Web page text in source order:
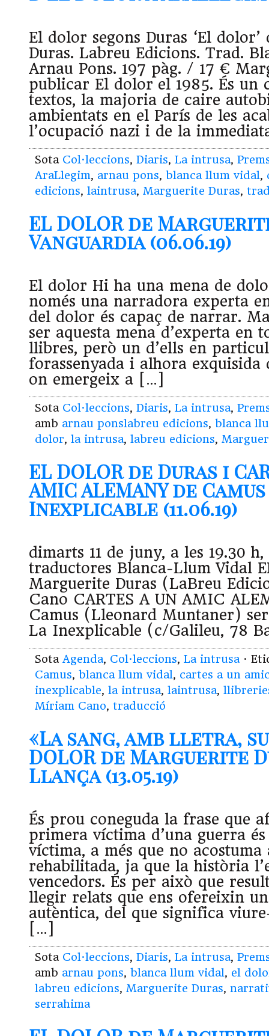
El dolor segons Duras ‘El
Duras. Labreu Edicions. Trad.
Arnau Pons. 197 pàg. / 17 €
publicar El dolor el 1985. És un
textos, la majoria de caire
ambientats en el París de les
l’ocupació nazi i de la
Sota Col·leccions, Diaris, La intrusa,
AraLlegim, arnau pons, blanca llum vidal,
edicions, laintrusa, Marguerite Duras,
EL DOLOR de
Vanguardia (06.06.19)
El dolor Hi ha una mena de
només una narradora experta
del dolor és capaç de narrar.
ser aquesta mena d’experta en
llibres, però un d’ells en
forassenyada i alhora
on emergeix a […]
Sota Col·leccions, Diaris, La intrusa,
amb arnau ponslabreu edicions, blanca
dolor, la intrusa, labreu edicions,
EL DOLOR de Duras i
AMIC ALEMANY de
Inexplicable (11.06.19)
dimarts 11 de juny, a les 19.30
traductores Blanca-Llum Vidal
Marguerite Duras (LaBreu
Cano CARTES A UN AMIC
Camus (Lleonard Muntaner)
La Inexplicable (c/Galileu, 78
Sota Agenda, Col·leccions, La intrusa ·
Camus, blanca llum vidal, cartes a un
inexplicable, la intrusa, laintrusa,
Míriam Cano, traducció
«La sang, amb lletra,
DOLOR de Marguerite
Llança (13.05.19)
És prou coneguda la frase que
primera víctima d’una guerra
víctima, a més que no acostuma
rehabilitada, ja que la història
vencedors. És per això que
llegir relats que ens ofereixin
autèntica, del que significa
[…]
Sota Col·leccions, Diaris, La intrusa,
amb arnau pons, blanca llum vidal, el
labreu edicions, Marguerite Duras,
serrahima